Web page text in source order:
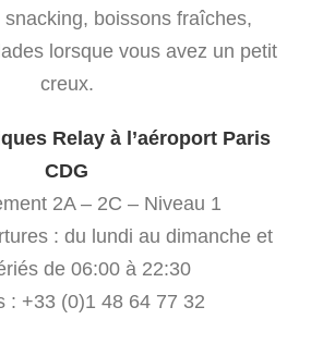
boissons fraîches,
lorsque vous avez un petit
creux.
Relay à l’aéroport Paris
CDG
2A – 2C – Niveau 1
: du lundi au dimanche et
de 06:00 à 22:30
: +33 (0)1 48 64 77 32